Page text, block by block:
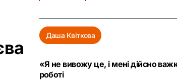
Даша Квіткова
«Я не вивожу це, і мені дійсно
роботі